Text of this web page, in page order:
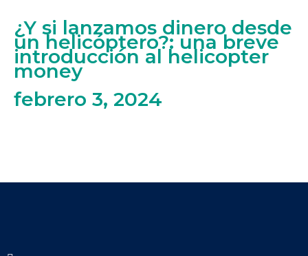
¿Y si lanzamos dinero desde
un helicóptero?: una breve
introducción al helicopter
money
febrero 3, 2024